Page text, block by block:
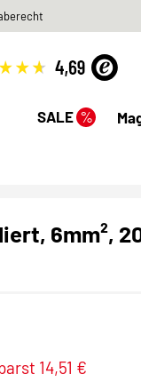
SALE%
6mm²,
14,51 €